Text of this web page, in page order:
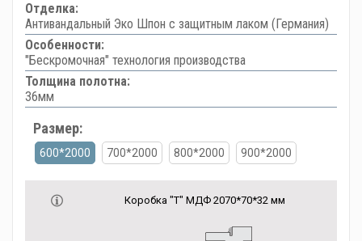
Отделка:
Антивандальный Эко Шпон с защитным лаком (Германия)
Особенности:
"Бескромочная" технология производства
Толщина полотна:
36мм
Размер:
600*2000 700*2000 800*2000 900*2000
Коробка "Т" МДФ 2070*70*32 мм